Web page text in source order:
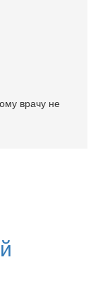
врачу не